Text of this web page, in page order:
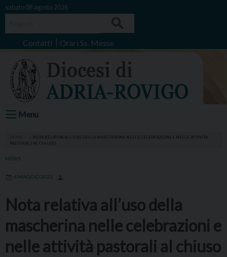
Skip
sabato 08 agosto 2026
Contatti Orari Ss. Messe
Menu
HOME
NOTA RELATIVA ALL’USO DELLA MASCHERINA NELLE CELEBRAZIONI E NELLE ATTIVITÀ
PASTORALI AL CHIUSO
NEWS
4 MAGGIO 2022
Nota relativa all’uso della
mascherina nelle celebrazioni e
nelle attività pastorali al chiuso